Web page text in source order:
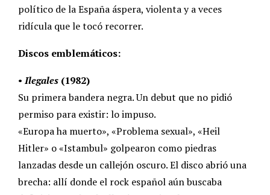
político de la España áspera, violenta y a veces
ridícula que le tocó recorrer.
Discos emblemáticos:
•Ilegales (1982)
Su primera bandera negra. Un debut que no pidió
permiso para existir: lo impuso.
«Europa ha muerto», «Problema sexual», «Heil
Hitler» o «Istambul» golpearon como piedras
lanzadas desde un callejón oscuro. El disco abrió una
brecha: allí donde el rock español aún buscaba